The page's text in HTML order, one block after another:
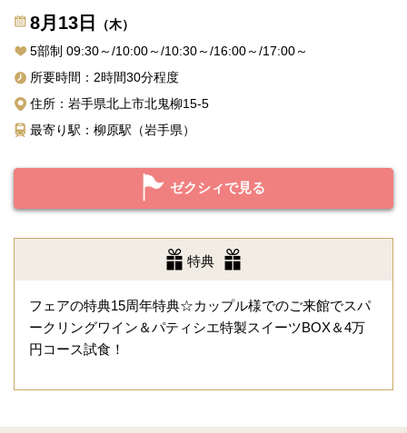
8月13日
（木）
5部制 09:30～/10:00～/10:30～/16:00～/17:00～
所要時間：2時間30分程度
住所：岩手県北上市北鬼柳15-5
最寄り駅：柳原駅（岩手県）
ゼクシィで見る
特典
フェアの特典15周年特典☆カップル様でのご来館でスパ
ークリングワイン＆パティシエ特製スイーツBOX＆4万
円コース試食！